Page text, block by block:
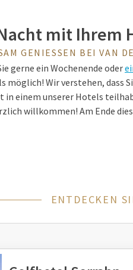
mit Ihrem
GENIESSEN BEI VAN
gerne ein Wochenende oder
möglich! Wir verstehen, dass
einem unserer Hotels
willkommen! Am Ende
für einen langen
Sie die frische Luft an der
Hoge Kempen oder
Natur und Umgebung
ENTDECKEN